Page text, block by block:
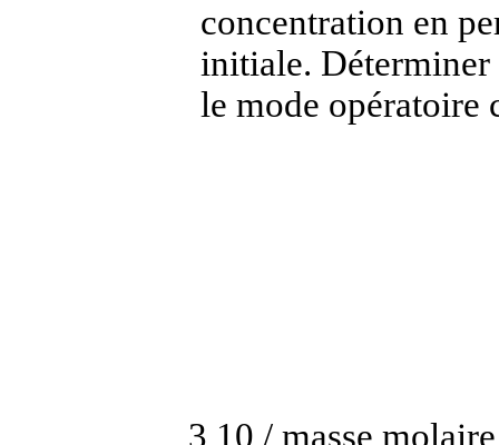
concentration en
initiale. Déterminer
le mode opératoire
3,10 / masse